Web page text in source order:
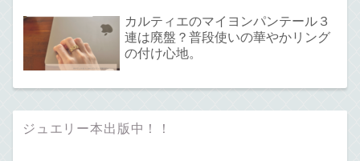
カルティエのマイヨンパンテール３
連は廃盤？普段使いの華やかリング
の付け心地。
ジュエリー本出版中！！